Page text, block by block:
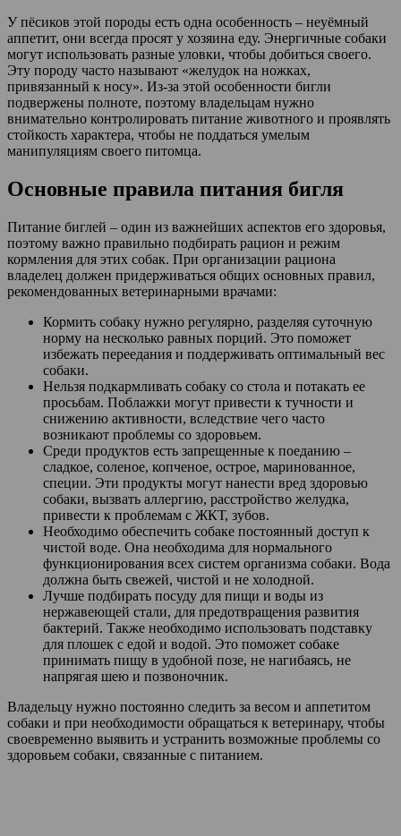
У пёсиков этой породы есть одна особенность – неуёмный
аппетит, они всегда просят у хозяина еду. Энергичные собаки
могут использовать разные уловки, чтобы добиться своего.
Эту породу часто называют «желудок на ножках,
привязанный к носу». Из-за этой особенности бигли
подвержены полноте, поэтому владельцам нужно
внимательно контролировать питание животного и проявлять
стойкость характера, чтобы не поддаться умелым
манипуляциям своего питомца.
Основные правила питания бигля
Питание биглей – один из важнейших аспектов его здоровья,
поэтому важно правильно подбирать рацион и режим
кормления для этих собак. При организации рациона
владелец должен придерживаться общих основных правил,
рекомендованных ветеринарными врачами:
Кормить собаку нужно регулярно, разделяя суточную
норму на несколько равных порций. Это поможет
избежать переедания и поддерживать оптимальный вес
собаки.
Нельзя подкармливать собаку со стола и потакать ее
просьбам. Поблажки могут привести к тучности и
снижению активности, вследствие чего часто
возникают проблемы со здоровьем.
Среди продуктов есть запрещенные к поеданию –
сладкое, соленое, копченое, острое, маринованное,
специи. Эти продукты могут нанести вред здоровью
собаки, вызвать аллергию, расстройство желудка,
привести к проблемам с ЖКТ, зубов.
Необходимо обеспечить собаке постоянный доступ к
чистой воде. Она необходима для нормального
функционирования всех систем организма собаки. Вода
должна быть свежей, чистой и не холодной.
Лучше подбирать посуду для пищи и воды из
нержавеющей стали, для предотвращения развития
бактерий. Также необходимо использовать подставку
для плошек с едой и водой. Это поможет собаке
принимать пищу в удобной позе, не нагибаясь, не
напрягая шею и позвоночник.
Владельцу нужно постоянно следить за весом и аппетитом
собаки и при необходимости обращаться к ветеринару, чтобы
своевременно выявить и устранить возможные проблемы со
здоровьем собаки, связанные с питанием.